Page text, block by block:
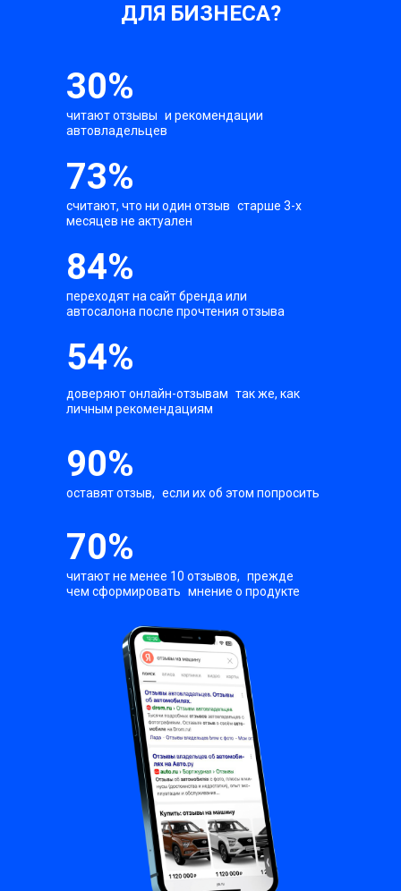
ДЛЯ БИЗНЕСА?
доверяют онлайн-отзывам так же, как
личным рекомендациям
переходят на сайт бренда или
автосалона после прочтения отзыва
считают, что ни один отзыв старше 3-х
месяцев не актуален
читают отзывы и рекомендации
автовладельцев
73%
30%
54%
84%
70%
оставят отзыв, если их об этом попросить
читают не менее 10 отзывов, прежде
чем сформировать мнение о продукте
90%